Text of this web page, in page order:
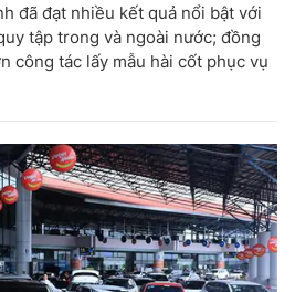
đã đạt nhiều kết quả nổi bật với
tập trong và ngoài nước; đồng
công tác lấy mẫu hài cốt phục vụ